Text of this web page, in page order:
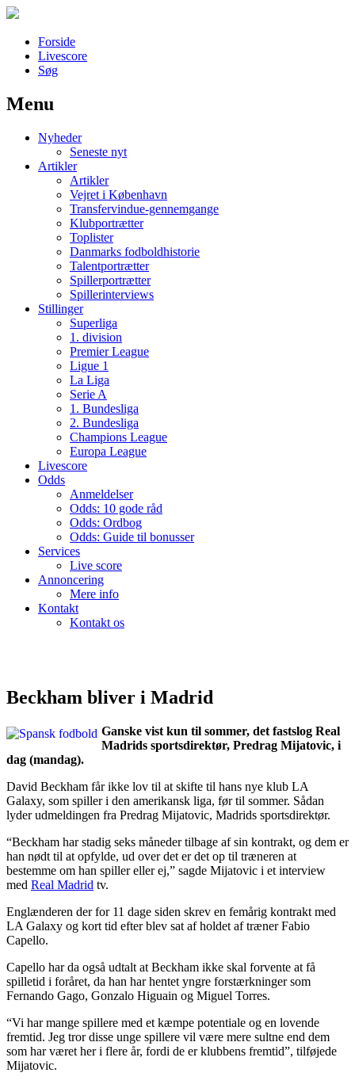
Forside
Livescore
Søg
Наши партнеры
лучшие займы
Menu
Nyheder
Seneste nyt
Artikler
Artikler
Vejret i København
Transfervindue-gennemgange
Klubportrætter
Toplister
Danmarks fodboldhistorie
Talentportrætter
Spillerportrætter
Spillerinterviews
Stillinger
Superliga
1. division
Premier League
Ligue 1
La Liga
Serie A
1. Bundesliga
2. Bundesliga
Champions League
Europa League
Livescore
Odds
Anmeldelser
Odds: 10 gode råd
Odds: Ordbog
Odds: Guide til bonusser
Services
Live score
Annoncering
Mere info
Kontakt
Kontakt os
Beckham bliver i Madrid
Ganske vist kun til sommer, det fastslog Real
Madrids sportsdirektør, Predrag Mijatovic, i
dag (mandag).
David Beckham får ikke lov til at skifte til hans nye klub LA
Galaxy, som spiller i den amerikansk liga, før til sommer. Sådan
lyder udmeldingen fra Predrag Mijatovic, Madrids sportsdirektør.
“Beckham har stadig seks måneder tilbage af sin kontrakt, og dem er
han nødt til at opfylde, ud over det er det op til træneren at
bestemme om han spiller eller ej,” sagde Mijatovic i et interview
med Real Madrid tv.
Englænderen der for 11 dage siden skrev en femårig kontrakt med
LA Galaxy og kort tid efter blev sat af holdet af træner Fabio
Capello.
Capello har da også udtalt at Beckham ikke skal forvente at få
spilletid i foråret, da han har hentet yngre forstærkninger som
Fernando Gago, Gonzalo Higuain og Miguel Torres.
“Vi har mange spillere med et kæmpe potentiale og en lovende
fremtid. Jeg tror disse unge spillere vil være mere sultne end dem
som har været her i flere år, fordi de er klubbens fremtid”, tilføjede
Mijatovic.